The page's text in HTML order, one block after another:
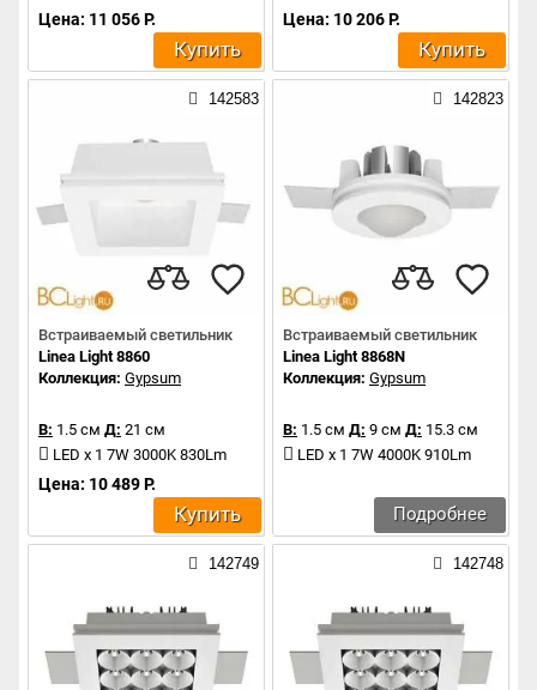
Цена: 11 056 Р.
Купить
Цена: 10 206 Р.
Купить
142583
Встраиваемый светильник
Linea Light 8860
Коллекция: Gypsum
В: 1.5 см Д: 21 см
LED x 1 7W 3000K 830Lm
Цена: 10 489 Р.
Купить
142823
Встраиваемый светильник
Linea Light 8868N
Коллекция: Gypsum
В: 1.5 см Д: 9 см Д: 15.3 см
LED x 1 7W 4000K 910Lm
Подробнее
142749 142748